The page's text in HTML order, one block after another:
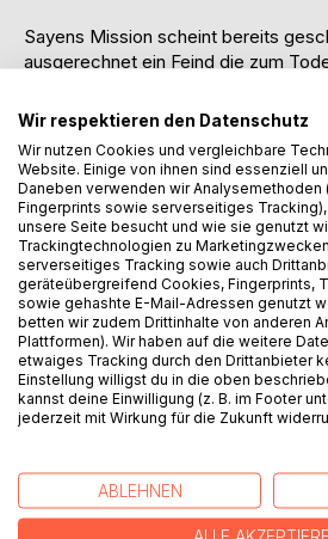
Sayens Mission scheint bereits
ausgerechnet ein Feind die zum
ihre Mannschaft aus dem Verlies
Ungeachtet der Gefahr für ihr
Freunde ihre Suche nach dem
damit die Kämpfe zwischen den
Freiheitskämpfern und der
beenden. Mit nur einem kleinen
Feinden bereisen sie neue Städte
Geheimnisse. Doch kann Sayen ihrer
die Regierung am Ende siegen?
AUTOR/IN
Wir respektieren den Datenschutz
Wir nutzen Cookies und vergleichbare
Website. Einige von ihnen sind essenziell
Daneben verwenden wir Analysemethoden
Fingerprints sowie serverseitiges
unsere Seite besucht und wie sie genutzt
Trackingtechnologien zu
serverseitiges Tracking sowie auch
geräteübergreifend Cookies, Fingerprints,
sowie gehashte E-Mail-Adressen genutzt
betten wir zudem Drittinhalte von anderen
Plattformen). Wir haben auf die weitere
etwaiges Tracking durch den Drittanbieter
Einstellung willigst du in die oben
kannst deine Einwilligung (z. B. im Footer
jederzeit mit Wirkung für die Zukunft
ABLEHNEN